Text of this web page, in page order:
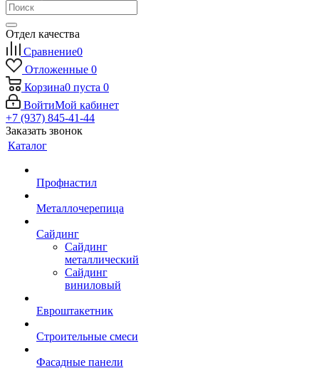
Отдел качества
Сравнение0
Отложенные 0
Корзина0 пуста 0
ВойтиМой кабинет
+7 (937) 845-41-44
Заказать звонок
Каталог
Профнастил
Металлочерепица
Сайдинг
Сайдинг
металлический
Сайдинг
виниловый
Евроштакетник
Строительные смеси
Фасадные панели